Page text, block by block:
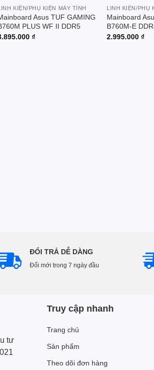
LINH KIỆN/PHỤ KIỆN MÁY TÍNH
Asus TUF GAMING
PLUS WF II DDR5
₫
LINH KIỆN/PHỤ
Mainboard
B760M-E
2.995.000₫
ĐỔI TRẢ DỄ DÀNG
Đổi mới trong 7 ngày đầu
tư
Truy cập nhanh
Trang chủ
Sản phẩm
Theo dõi đơn hàng